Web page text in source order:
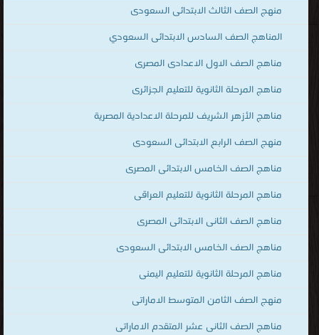
منهج الصف الثالث الابتدائى السعودى
المناهج الصف السادس الابتدائى السعودي
مناهج الصف الاول الاعدادى المصرى
مناهج المرحلة الثانوية للتعليم الجزائرى
مناهج الأزهر الشريف للمرحلة الاعدادية المصرية
منهج الصف الرابع الابتدائى السعودى
مناهج الصف الخامس الابتدائى المصرى
مناهج المرحلة الثانوية للتعليم العراقى
مناهج الصف الثانى الابتدائى المصرى
مناهج الصف الخامس الابتدائى السعودى
مناهج المرحلة الثانوية للتعليم اليمنى
منهج الصف الثامن المتوسط الاماراتى
مناهج الصف الثانى عشر المتقدم الاماراتى